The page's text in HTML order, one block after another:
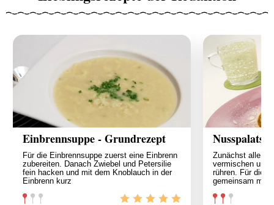
Einbrennsuppe - Grundrezept
Für die Einbrennsuppe zuerst eine Einbrenn
zubereiten. Danach Zwiebel und Petersilie
fein hacken und mit dem Knoblauch in der
Einbrenn kurz
Zunächst alle
vermischen und
rühren. Für die
gemeinsam mit